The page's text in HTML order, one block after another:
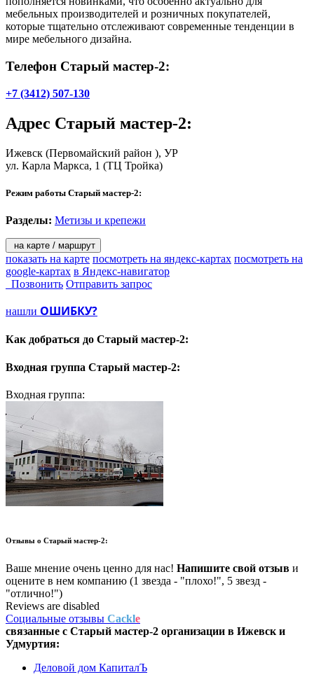
мебельных производителей и розничных покупателей,
которые тщательно отслеживают современные тенденции в
мире мебельного дизайна.
Телефон Старый мастер-2:
+7 (3412) 507-130
Адрес Старый мастер-2:
Ижевск (Первомайский район ), УР
ул. Карла Маркса, 1 (ТЦ Тройка)
Режим работы Старый мастер-2:
Разделы: Метизы и крепежи
на карте / маршрут
показать на карте посмотреть на яндекс-картах посмотреть на
google-картах в Яндекс-навигатор
Позвонить Отправить запрос
нашли ОШИБКУ?
Как добраться до Старый мастер-2:
Входная группа Старый мастер-2:
Входная группа:
Отзывы о Старый мастер-2:
Ваше мнение очень ценно для нас! Напишите свой отзыв и
оцените в нем компанию (1 звезда - "плохо!", 5 звезд -
"отлично!")
Reviews are disabled
Социальные отзывы Cackle
связанные с Старый мастер-2 организации в Ижевск и
Удмуртия:
Деловой дом КапиталЪ